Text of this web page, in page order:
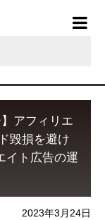
アフィリエ
毀損を避け
イト広告の運
2023年3月24日